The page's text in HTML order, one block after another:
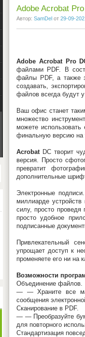
Adobe Acrobat
Автор: SamDel от 29-09-
Adobe Acrobat Pro
файлами PDF. В
файлы PDF, а также
создавать,
файлов всегда будут
Ваш офис станет
множество
можете использовать
финальную версию на
Acrobat DC творит
версия. Просто
превратит
дополнительные
Электронные
миллиарде
силу, просто проведя
просто удобное
подписанные
Привлекательный
упрощает доступ к
променяете его ни на
Возможности
Объединение файлов.
— — Храните все
сообщения
Сканирование в PDF.
— — Преобразуйте
для повторного
Стандартизация